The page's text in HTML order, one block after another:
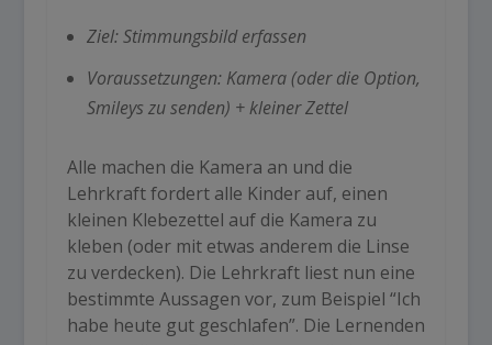
Ziel: Stimmungsbild erfassen
Voraussetzungen: Kamera (oder die Option,
Smileys zu senden) + kleiner Zettel
Alle machen die Kamera an und die
Lehrkraft fordert alle Kinder auf, einen
kleinen Klebezettel auf die Kamera zu
kleben (oder mit etwas anderem die Linse
zu verdecken). Die Lehrkraft liest nun eine
bestimmte Aussagen vor, zum Beispiel “Ich
habe heute gut geschlafen”. Die Lernenden